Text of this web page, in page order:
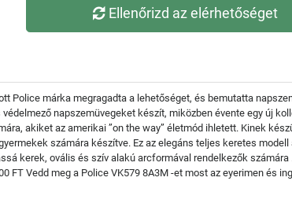
Ellenőrizd az elérhetőséget
Police márka megragadta a lehetőséget, és bemutatta
napszemüvegeket készít, miközben évente egy új
akiket az amerikai ”on the way” életmód ihletett. Kinek
számára készítve. Ez az elegáns teljes keretes
kerek, ovális és szív alakú arcformával rendelkezők
FT Vedd meg a Police VK579 8A3M -et most az eyerimen és